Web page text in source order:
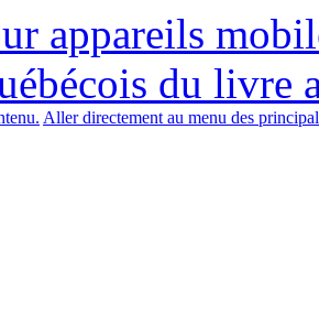
appareils
du livre
Aller directement au menu des